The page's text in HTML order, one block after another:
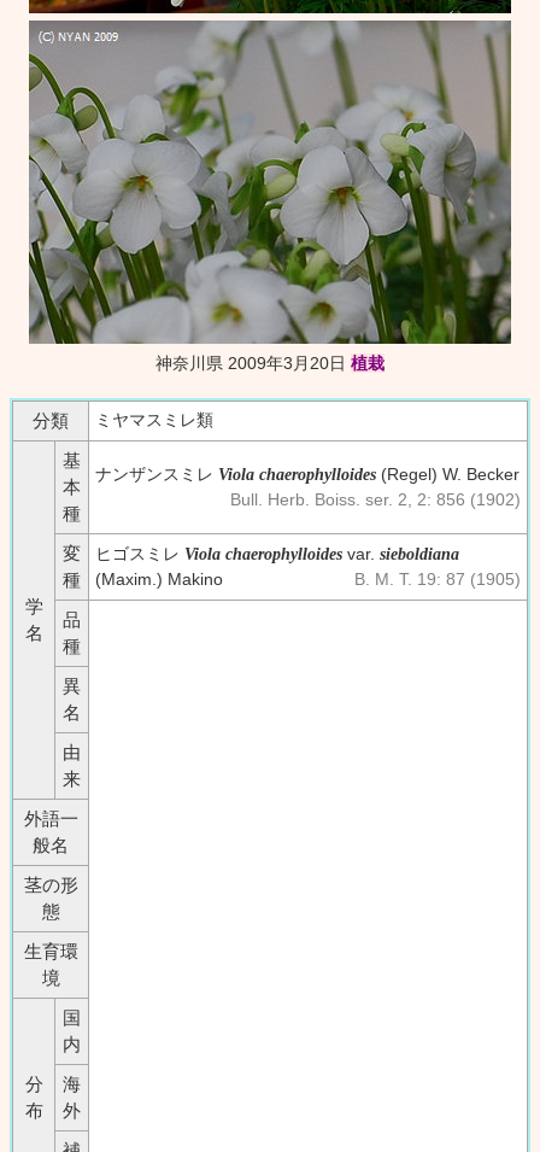
神奈川県 2009年3月20日 植栽
分類 ミヤマスミレ類
学
名
基
本
種
ナンザンスミレ Viola chaerophylloides (Regel) W. Becker
Bull. Herb. Boiss. ser. 2, 2: 856 (1902)
変
種
ヒゴスミレ Viola chaerophylloides var. sieboldiana
(Maxim.) Makino B. M. T. 19: 87 (1905)
品
種
異
名
由
来
外語一
般名
茎の形
態
生育環
境
分
布
国
内
海
外